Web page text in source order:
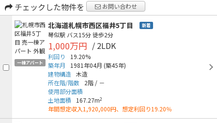
チェックした物件を
お問い合わせ
一棟アパート
北海道札幌市西区福井5丁目 新着
琴似駅 バス15分徒歩2分
1,000万円 / 2LDK
利回り
19.20%
築年月
1981年04月 (築45年)
建物構造 木造
所在階/階数
2階 / －
使用部分面積
土地面積
167.27m2
年間想定収入1,920,000円、想定利回り19.20％